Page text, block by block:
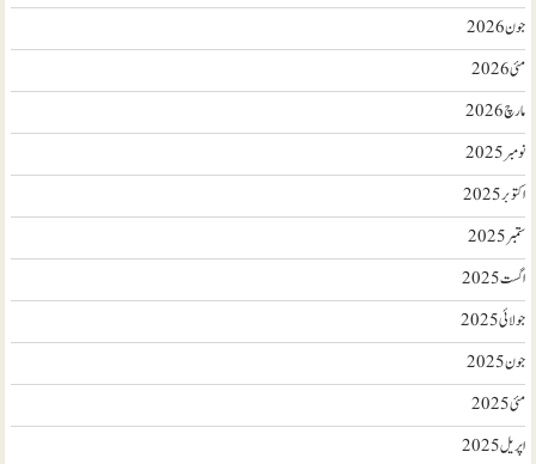
جون 2026
مئی 2026
مارچ 2026
نومبر 2025
اکتوبر 2025
ستمبر 2025
اگست 2025
جولائی 2025
جون 2025
مئی 2025
اپریل 2025